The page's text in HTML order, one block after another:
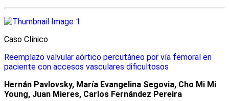
Caso Clínico
Reemplazo valvular aórtico percutáneo por vía femoral en
paciente con accesos vasculares dificultosos
Hernán Pavlovsky, María Evangelina Segovia, Cho Mi Mi
Young, Juan Mieres, Carlos Fernández Pereira